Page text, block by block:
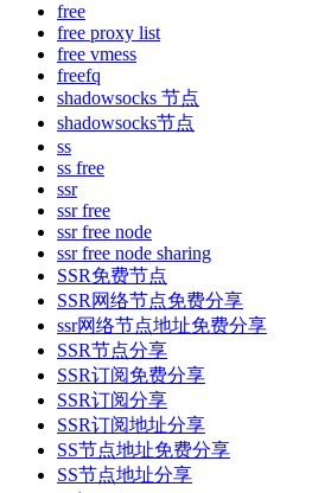
free
free proxy list
free vmess
freefq
shadowsocks 节点
shadowsocks节点
ss
ss free
ssr
ssr free
ssr free node
ssr free node sharing
SSR免费节点
SSR网络节点免费分享
ssr网络节点地址免费分享
SSR节点分享
SSR订阅免费分享
SSR订阅分享
SSR订阅地址分享
SS节点地址免费分享
SS节点地址分享